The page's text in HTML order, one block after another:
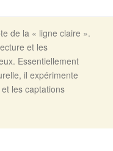
de la « ligne claire ».
et les
Essentiellement
il expérimente
les captations